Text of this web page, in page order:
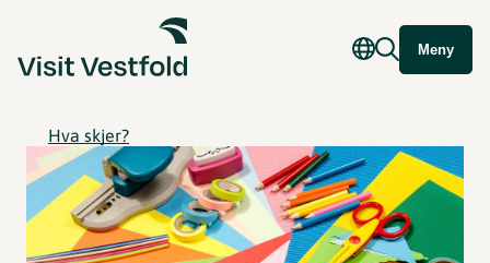
Meny
Hva skjer?